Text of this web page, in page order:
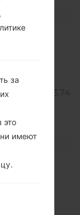
(3.74
унции)
за
это
имеют